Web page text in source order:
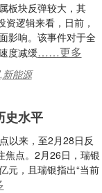
板块反弹较大，其
逻辑来看，日前，
影响。该事件对于全
度减缓……更多
能源
史水平
以来，至2月28日反
焦点。2月26日，瑞银
元，且瑞银指出“当前